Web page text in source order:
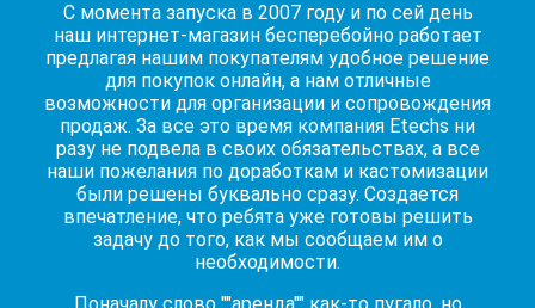
C момента запуска в 2007 году и по сей день
наш интернет-магазин бесперебойно работает
предлагая нашим покупателям удобное решение
для покупок онлайн, а нам отличные
возможности для организации и сопровождения
продаж. За все это время компания Etechs ни
разу не подвела в своих обязательствах, а все
наши пожелания по доработкам и кастомизации
были решены буквально сразу. Создается
впечатление, что ребята уже готовы решить
задачу до того, как мы сообщаем им о
необходимости.